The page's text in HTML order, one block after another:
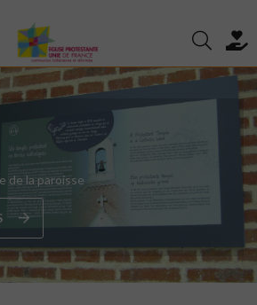
de la paroisse